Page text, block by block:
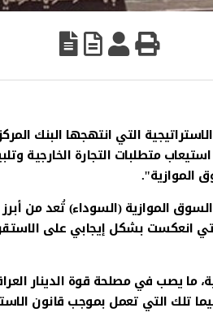
التي انتهجها البنك
متطلبات التجارة الخارجية
الموازية".
الموازية (السوداء) تُعد من
انعكست بشكل إيجابي على
يصب في مصلحة قوة الدينار
تلك التي تعمل بموجب قانون